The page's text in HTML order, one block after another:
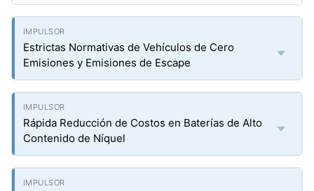
Estrictas Normativas de Vehículos de Cero
Emisiones y Emisiones de Escape
Rápida Reducción de Costos en Baterías de Alto
Contenido de Níquel